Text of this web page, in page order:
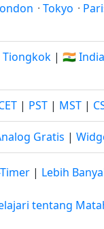
· Tokyo ·
Tiongkok | 🇮🇳 India
| PST | MST |
Gratis |
| Lebih
tentang